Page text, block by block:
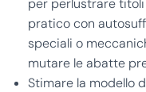
pratico con
speciali o
mutare le abatte
Stimare la modello